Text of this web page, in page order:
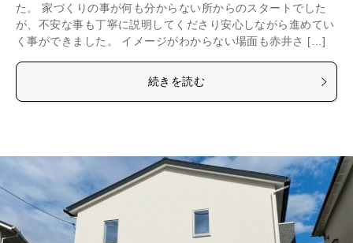
た。 家づくりの事が何も分からない所からのスタートでした
が、不安な事も丁寧に説明してくださり安心しながら進めてい
く事ができました。 イメージがわからない場面も赤井さ […]
続きを読む